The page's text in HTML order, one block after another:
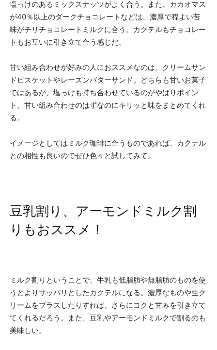
塩っけのあるミックスナッツがよく合う。また、カカオマス
が40％以上のダークチョコレートなどは、濃厚で程よい苦
味がチリチョコレートミルクに合う。カクテルもチョコレー
トもお互いに引き立て合う感じだ。
甘い組み合わせが好みの人におススメなのは、クリームサン
ドビスケットやレーズンバターサンド。どちらも甘いお菓子
ではあるが、塩っけも持ち合わせているのがやはりポイン
ト。甘い組み合わせのはずなのにキリッと味をまとめてくれ
る。
イメージとしてはミルク珈琲に合うものであれば、カクテル
との相性も良いのでぜひ色々と試してみて。
豆乳割り、アーモンドミルク割
りもおススメ！
ミルク割りということで、牛乳も低脂肪や無脂肪のものを使
うとよりサッパリとしたカクテルになる。濃厚なものや生ク
リームをプラスしたりすれば、さらにコクと甘みを引き立て
てくれるだろう。また、豆乳やアーモンドミルクで割るのも
美味しい。